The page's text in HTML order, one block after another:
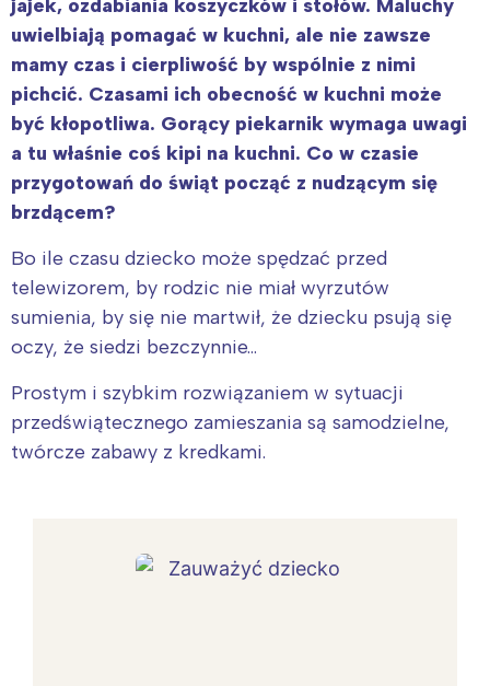
jajek, ozdabiania koszyczków i stołów. Maluchy
uwielbiają pomagać w kuchni, ale nie zawsze
mamy czas i cierpliwość by wspólnie z nimi
pichcić. Czasami ich obecność w kuchni może
być kłopotliwa. Gorący piekarnik wymaga uwagi
a tu właśnie coś kipi na kuchni. Co w czasie
przygotowań do świąt począć z nudzącym się
brzdącem?
Bo ile czasu dziecko może spędzać przed
telewizorem, by rodzic nie miał wyrzutów
sumienia, by się nie martwił, że dziecku psują się
oczy, że siedzi bezczynnie…
Prostym i szybkim rozwiązaniem w sytuacji
przedświątecznego zamieszania są samodzielne,
twórcze zabawy z kredkami.